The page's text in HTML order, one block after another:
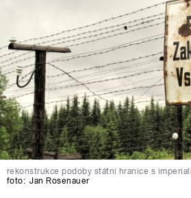
rekonstrukce podoby státní hranice s
foto: Jan Rosenauer